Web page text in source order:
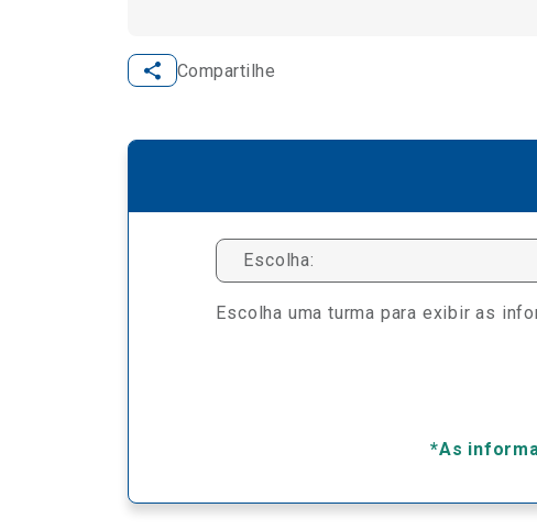
Compartilhe
Escolha:
Escolha uma turma para exibir as
*As